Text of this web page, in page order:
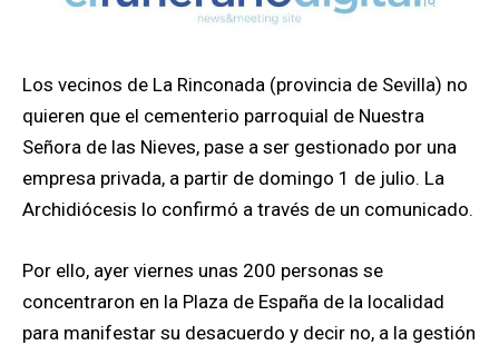
Los vecinos de La Rinconada (provincia de Sevilla) no
quieren que el cementerio parroquial de Nuestra
Señora de las Nieves, pase a ser gestionado por una
empresa privada, a partir de domingo 1 de julio. La
Archidiócesis lo confirmó a través de un comunicado.
Por ello, ayer viernes unas 200 personas se
concentraron en la Plaza de España de la localidad
para manifestar su desacuerdo y decir no, a la gestión